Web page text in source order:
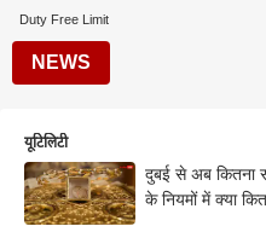
Duty Free Limit
NEWS
यूटिलिटी
दुबई से अब कितना
के नियमों में क्या